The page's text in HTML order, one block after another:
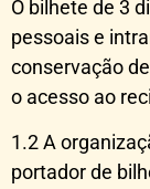
O bilhete de 3
pessoais e
conservação
o acesso ao
1.2 A
portador de